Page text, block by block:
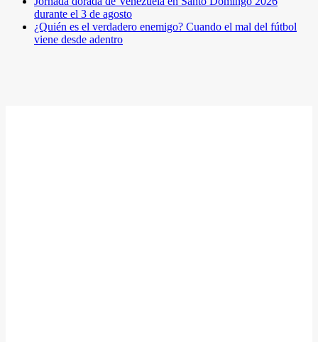
durante el 3 de agosto
¿Quién es el verdadero enemigo? Cuando el mal del fútbol
viene desde adentro